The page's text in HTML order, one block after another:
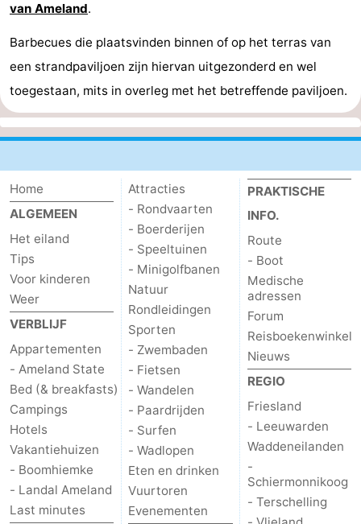
van Ameland.
Barbecues die plaatsvinden binnen of op het terras van
een strandpaviljoen zijn hiervan uitgezonderd en wel
toegestaan, mits in overleg met het betreffende paviljoen.
Home
ALGEMEEN
Het eiland
Tips
Voor kinderen
Weer
VERBLIJF
Appartementen
- Ameland State
Bed (& breakfasts)
Campings
Hotels
Vakantiehuizen
- Boomhiemke
- Landal Ameland
Last minutes
Attracties
- Rondvaarten
- Boerderijen
- Speeltuinen
- Minigolfbanen
Natuur
Rondleidingen
Sporten
- Zwembaden
- Fietsen
- Wandelen
- Paardrijden
- Surfen
- Wadlopen
Eten en drinken
Vuurtoren
Evenementen
PRAKTISCHE
INFO.
Route
- Boot
Medische
adressen
Forum
Reisboekenwinkel
Nieuws
REGIO
Friesland
- Leeuwarden
Waddeneilanden
-
Schiermonnikoog
- Terschelling